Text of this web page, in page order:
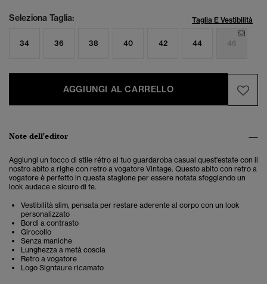
Seleziona Taglia: Taglia E Vestibilità
34 36 38 40 42 44 46
AGGIUNGI AL CARRELLO
Note dell'editor
Aggiungi un tocco di stile rétro al tuo guardaroba casual quest'estate con il
nostro abito a righe con retro a vogatore Vintage. Questo abito con retro a
vogatore è perfetto in questa stagione per essere notata sfoggiando un
look audace e sicuro di te.
Vestibilità slim, pensata per restare aderente al corpo con un look
personalizzato
Bordi a contrasto
Girocollo
Senza maniche
Lunghezza a metà coscia
Retro a vogatore
Logo Signtaure ricamato